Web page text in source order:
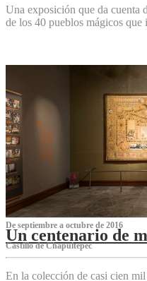
Una exposición que da cuenta
de los 40 pueblos mágicos
De septiembre a octubre de 2016
Un centenario de
Castillo de Chapultepec
En la colección de casi cien